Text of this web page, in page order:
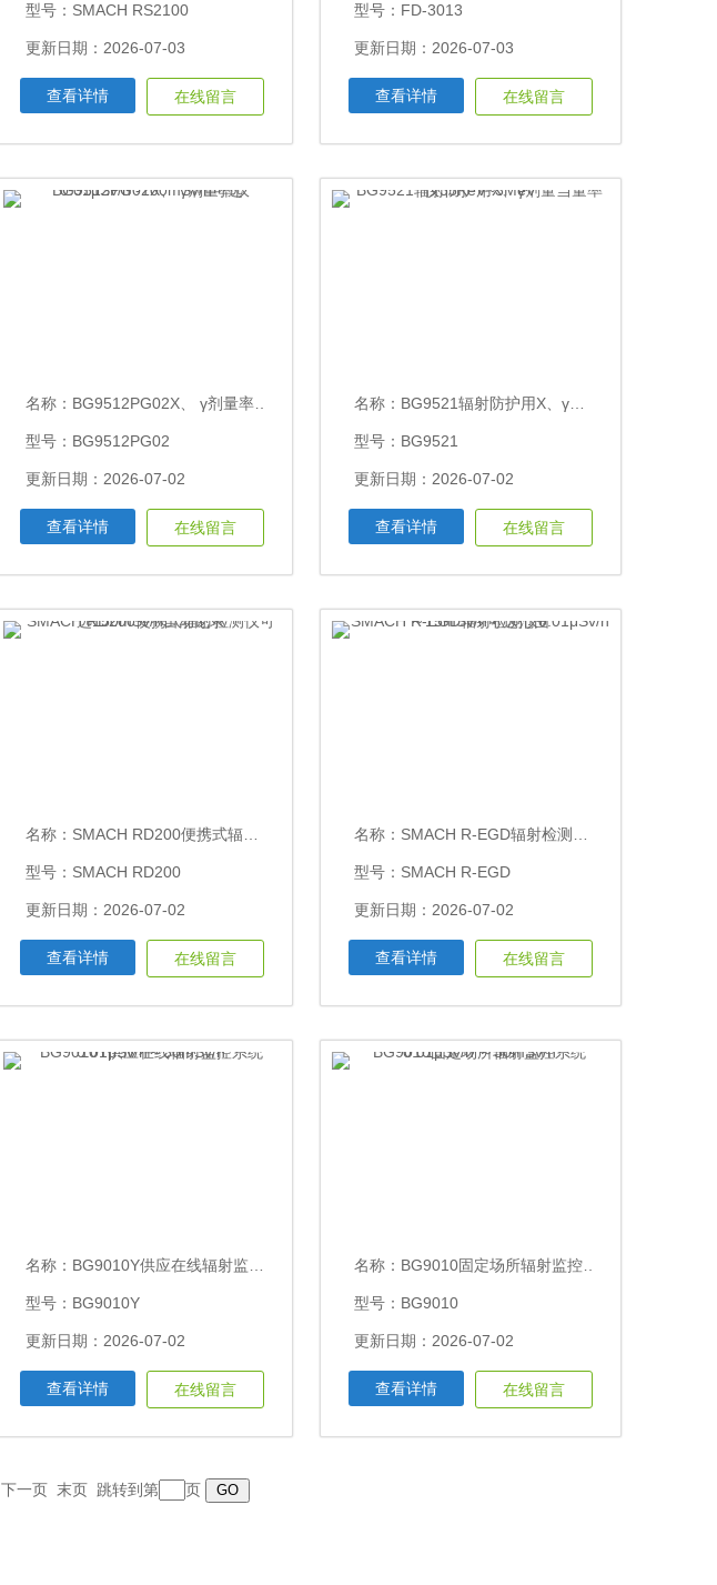
型号：SMACH RS2100
更新日期：2026-07-03
查看详情 在线留言
型号：FD-3013
更新日期：2026-07-03
查看详情 在线留言
名称： BG9512PG02X、 γ剂量率仪0.01μSv/h -100mSv/h可选
型号：BG9512PG02
更新日期：2026-07-02
查看详情 在线留言
名称： BG9521辐射防护用X、γ剂量当量率仪35KeV~3MeV
型号：BG9521
更新日期：2026-07-02
查看详情 在线留言
名称： SMACH RD200便携式辐射检测仪可选150mSv/h自动记录
型号：SMACH RD200
更新日期：2026-07-02
查看详情 在线留言
名称： SMACH R-EGD辐射检测仪0.01μSv/h～15mSv/h可选范围
型号：SMACH R-EGD
更新日期：2026-07-02
查看详情 在线留言
名称： BG9010Y供应在线辐射监控系统0.01μSv/h～30mSv/h
型号：BG9010Y
更新日期：2026-07-02
查看详情 在线留言
名称： BG9010固定场所辐射监控系统0.01μSv/h ～30mSv/h
型号：BG9010
更新日期：2026-07-02
查看详情 在线留言
下一页 末页 跳转到第 页